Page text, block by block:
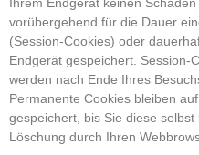
Ihrem Endgerät keinen
vorübergehend für die Dauer
(Session-Cookies) oder
Endgerät gespeichert. Session-
werden nach Ende Ihres
Permanente Cookies bleiben
gespeichert, bis Sie diese
Löschung durch Ihren